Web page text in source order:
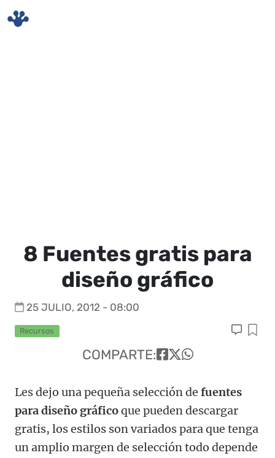
8 Fuentes gratis para
diseño gráfico
25 JULIO, 2012 - 08:00
Recursos
COMPARTE:
Les dejo una pequeña selección de fuentes
para diseño gráficoque pueden descargar
gratis, los estilos son variados para que tenga
un amplio margen de selección todo depende